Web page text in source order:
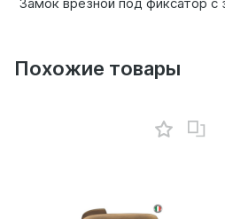
Похожие товары